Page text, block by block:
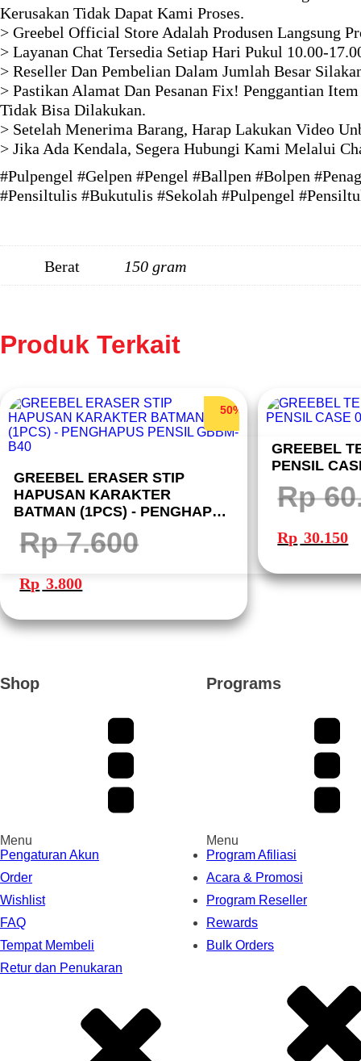
Kerusakan Tidak Dapat Kami Proses.
> Greebel Official Store Adalah Produsen Langsung
> Layanan Chat Tersedia Setiap Hari Pukul 10.00-
> Reseller Dan Pembelian Dalam Jumlah Besar
> Pastikan Alamat Dan Pesanan Fix! Penggantian
Tidak Bisa Dilakukan.
> Setelah Menerima Barang, Harap Lakukan Video
> Jika Ada Kendala, Segera Hubungi Kami Melalui
#Pulpengel #Gelpen #Pengel #Ballpen #Bolpen
#Pensiltulis #Bukutulis #Sekolah #Pulpengel
Berat 150 gram
Produk Terkait
50%
GREEBEL ERASER STIP
HAPUSAN KARAKTER
BATMAN (1PCS) - PENGHAPUS
PENSIL GBBM-B40
Rp7.600
Harga
adalah:
Rp 7.600.
Rp 3.800ini
adalah:
GREEBEL
PENSIL
Rp
Harga
adalah:
Rp 60.300.
Rp 30.150ini
Shop
Menu
Pengaturan Akun
Order
Wishlist
FAQ
Tempat Membeli
Retur dan Penukaran
Programs
Menu
Program Afiliasi
Acara & Promosi
Program Reseller
Rewards
Bulk Orders